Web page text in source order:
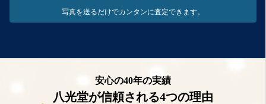
写真を送るだけでカンタンに査定できます。
安心の40年の実績
八光堂が信頼される4つの理由